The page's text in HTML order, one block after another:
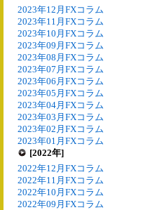
2023年12月FXコラム
2023年11月FXコラム
2023年10月FXコラム
2023年09月FXコラム
2023年08月FXコラム
2023年07月FXコラム
2023年06月FXコラム
2023年05月FXコラム
2023年04月FXコラム
2023年03月FXコラム
2023年02月FXコラム
2023年01月FXコラム
[2022年]
2022年12月FXコラム
2022年11月FXコラム
2022年10月FXコラム
2022年09月FXコラム